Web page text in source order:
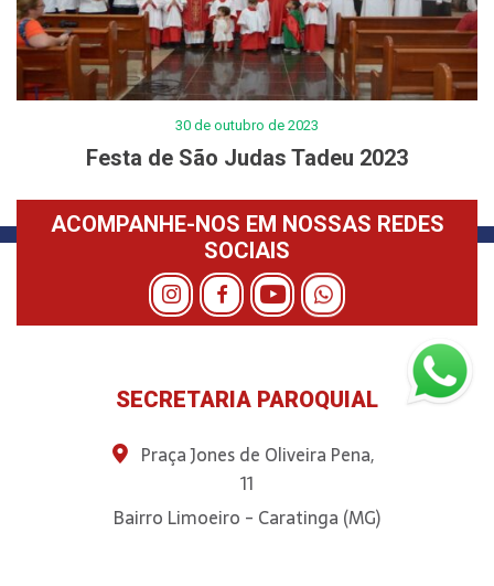
30 de outubro de 2023
Festa de São Judas Tadeu 2023
ACOMPANHE-NOS EM NOSSAS REDES
SOCIAIS
SECRETARIA PAROQUIAL
Praça Jones de Oliveira Pena,
11
Bairro Limoeiro - Caratinga (MG)